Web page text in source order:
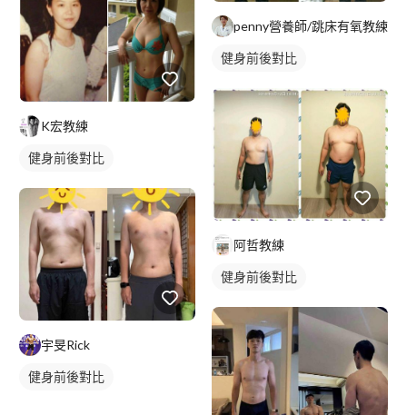
K宏教練
健身前後對比
宇旻Rick
健身前後對比
penny營養師/跳床有氧教練
健身前後對比
阿哲教練
健身前後對比